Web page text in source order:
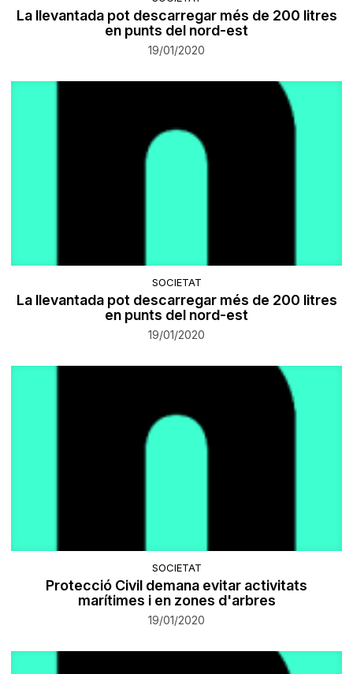
La llevantada pot descarregar més de 200 litres
en punts del nord-est
19/01/2020
SOCIETAT
La llevantada pot descarregar més de 200 litres
en punts del nord-est
19/01/2020
SOCIETAT
Protecció Civil demana evitar activitats
marítimes i en zones d'arbres
19/01/2020